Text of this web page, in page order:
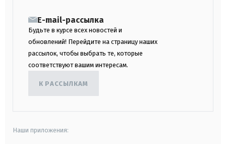
E-mail-рассылка
Будьте в курсе всех новостей и
обновлений! Перейдите на страницу наших
рассылок, чтобы выбрать те, которые
соответствуют вашим интересам.
К РАССЫЛКАМ
Наши приложения: